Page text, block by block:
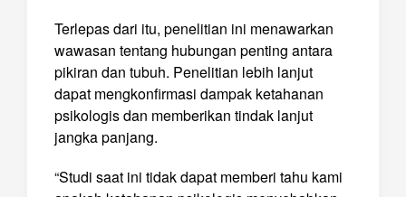
Terlepas dari itu, penelitian ini menawarkan
wawasan tentang hubungan penting antara
pikiran dan tubuh. Penelitian lebih lanjut
dapat mengkonfirmasi dampak ketahanan
psikologis dan memberikan tindak lanjut
jangka panjang.
“Studi saat ini tidak dapat memberi tahu kami